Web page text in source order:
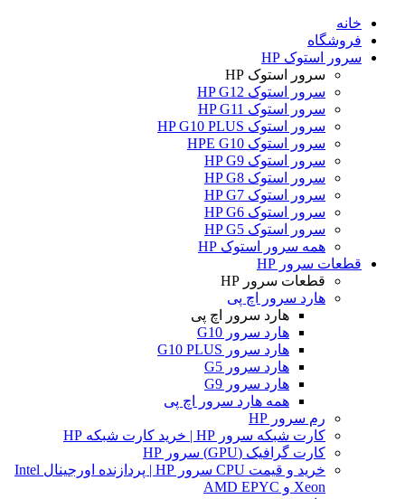
خانه
فروشگاه
سرور استوک HP
سرور استوک HP
سرور استوک HP G12
سرور استوک HP G11
سرور استوک HP G10 PLUS
سرور استوک HPE G10
سرور استوک HP G9
سرور استوک HP G8
سرور استوک HP G7
سرور استوک HP G6
سرور استوک HP G5
همه سرور استوک HP
قطعات سرور HP
قطعات سرور HP
هارد سرور اچ پی
هارد سرور اچ پی
هارد سرور G10
هارد سرور G10 PLUS
هارد سرور G5
هارد سرور G9
همه هارد سرور اچ پی
رم سرور HP
کارت شبکه سرور HP | خرید کارت شبکه HP
کارت گرافیک (GPU) سرور HP
خرید و قیمت CPU سرور HP | پردازنده اورجینال Intel
Xeon و AMD EPYC